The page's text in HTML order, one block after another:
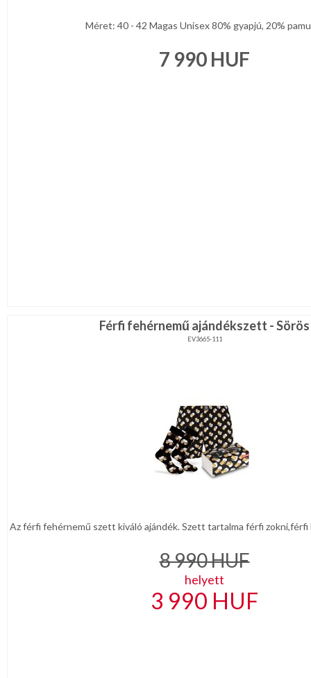
Méret: 40 - 42 Magas Unisex 80% gyapjú, 20%
7 990 HUF
Férfi fehérnemű ajándékszett - Sörös
EV3665-111
Az férfi fehérnemű szett kiváló ajándék. Szett tartalma férfi zokni,férfi
8 990HUF
helyett
3 990 HUF